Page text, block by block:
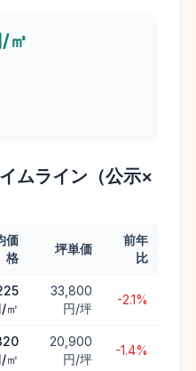
㎡
ムライン（公示×
価
格
坪単価
前年
比
㎡
33,800
円/坪
-2.1%
㎡
20,900
円/坪
-1.4%